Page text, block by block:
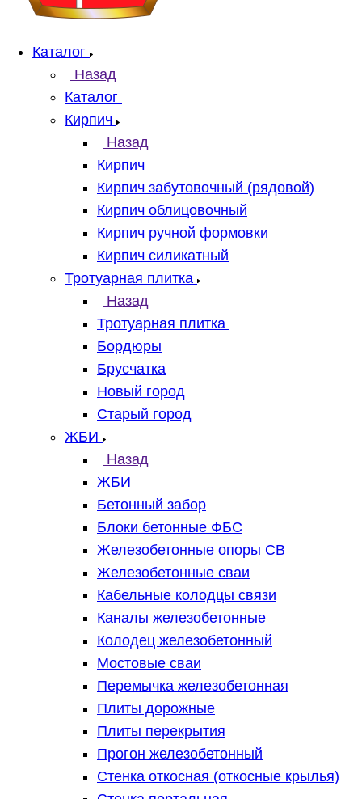
Каталог
Назад
Каталог
Кирпич
Назад
Кирпич
Кирпич забутовочный (рядовой)
Кирпич облицовочный
Кирпич ручной формовки
Кирпич силикатный
Тротуарная плитка
Назад
Тротуарная плитка
Бордюры
Брусчатка
Новый город
Старый город
ЖБИ
Назад
ЖБИ
Бетонный забор
Блоки бетонные ФБС
Железобетонные опоры СВ
Железобетонные сваи
Кабельные колодцы связи
Каналы железобетонные
Колодец железобетонный
Мостовые сваи
Перемычка железобетонная
Плиты дорожные
Плиты перекрытия
Прогон железобетонный
Стенка откосная (откосные крылья)